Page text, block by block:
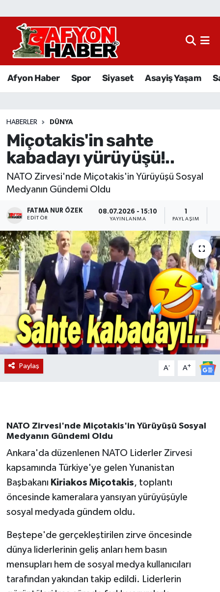
Afyon Haber Spor Siyaset Asayiş Yaşam
HABERLER DÜNYA
Miçotakis'in sahte
kabadayı yürüyüşü!..
NATO Zirvesi'nde Miçotakis'in Yürüyüşü Sosyal
Medyanın Gündemi Oldu
FATMA NUR ÖZEK
EDITÖR
08.07.2026 - 15:10
YAYINLANMA PAYLAŞIM
Paylaş A- A+
NATO Zirvesi'nde Miçotakis'in Yürüyüşü Sosyal
Medyanın Gündemi Oldu
Ankara'da düzenlenen NATO Liderler Zirvesi
kapsamında Türkiye'ye gelen Yunanistan
Başbakanı Kiriakos Miçotakis, toplantı
öncesinde kameralara yansıyan yürüyüşüyle
sosyal medyada gündem oldu.
Beştepe'de gerçekleştirilen zirve öncesinde
dünya liderlerinin geliş anları hem basın
mensupları hem de sosyal medya kullanıcıları
tarafından yakından takip edildi. Liderlerin
Afyon Haber
Sağlık
Eğitim
Sivil Toplum
Ekonomi
Magazin
Etkinlikler